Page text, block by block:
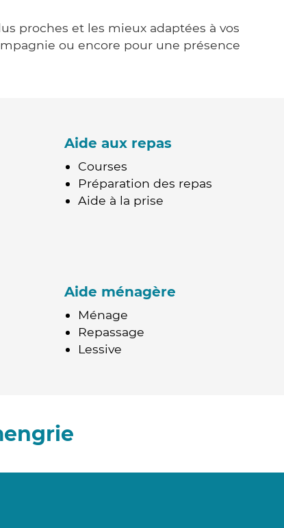
proches et les mieux adaptées à vos
ou encore pour une présence
Aide aux repas
Courses
Préparation des repas
Aide à la prise
Aide ménagère
Ménage
Repassage
Lessive